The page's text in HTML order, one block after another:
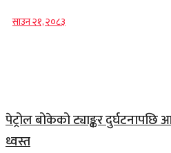
साउन २१, २०८३
पेट्रोल बोकेको ट्याङ्कर
ध्वस्त